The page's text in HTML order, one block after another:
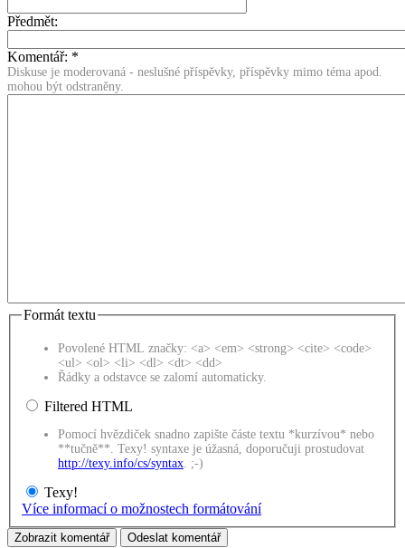
Předmět:
Komentář: *
Diskuse je moderovaná - neslušné příspěvky, příspěvky mimo téma apod.
mohou být odstraněny.
Formát textu
Povolené HTML značky: <a> <em> <strong> <cite> <code>
<ul> <ol> <li> <dl> <dt> <dd>
Řádky a odstavce se zalomí automaticky.
Filtered HTML
Pomocí hvězdiček snadno zapište částe textu *kurzívou* nebo
**tučně**. Texy! syntaxe je úžasná, doporučuji prostudovat
http://texy.info/cs/syntax . ;-)
Texy!
Více informací o možnostech formátování